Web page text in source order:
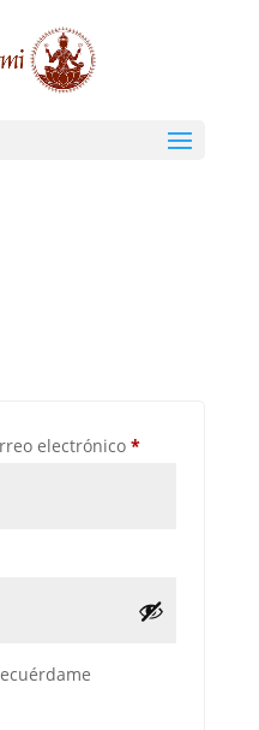
electrónico *Obligatorio